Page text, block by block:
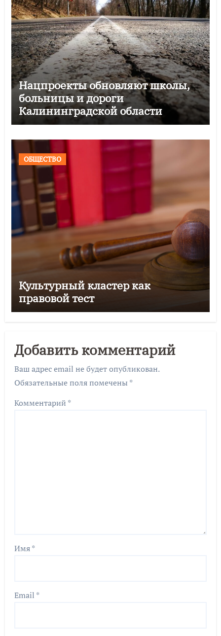
Нацпроекты обновляют школы,
больницы и дороги
Калининградской области
ОБЩЕСТВО
Культурный кластер как
правовой тест
Добавить комментарий
Ваш адрес email не будет опубликован.
Обязательные поля помечены *
Комментарий *
Имя*
Email *